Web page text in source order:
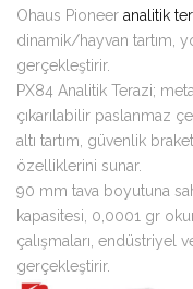
Ohaus Pioneer analitik
dinamik/hayvan tartım,
gerçekleştirir.
PX84 Analitik Terazi;
çıkarılabilir paslanmaz
altı tartım, güvenlik
özelliklerini sunar.
90 mm tava boyutuna
kapasitesi, 0,0001 gr
çalışmaları, endüstriyel
gerçekleştirir.